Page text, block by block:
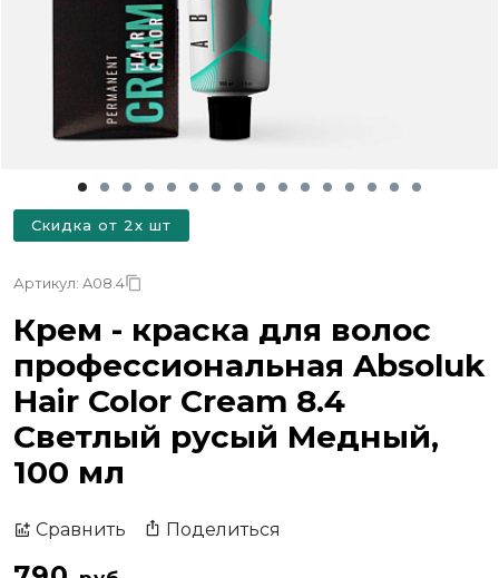
Скидка от 2х шт
Артикул: A08.4
Крем - краска для волос
профессиональная Absoluk
Hair Color Cream 8.4
Светлый русый Медный,
100 мл
Сравнить Поделиться